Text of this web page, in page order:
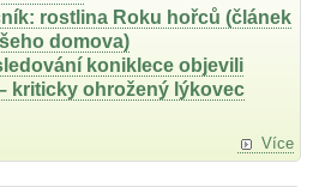
rostlina Roku hořců (článek
domova)
koniklece objevili
kriticky ohrožený lýkovec
Více